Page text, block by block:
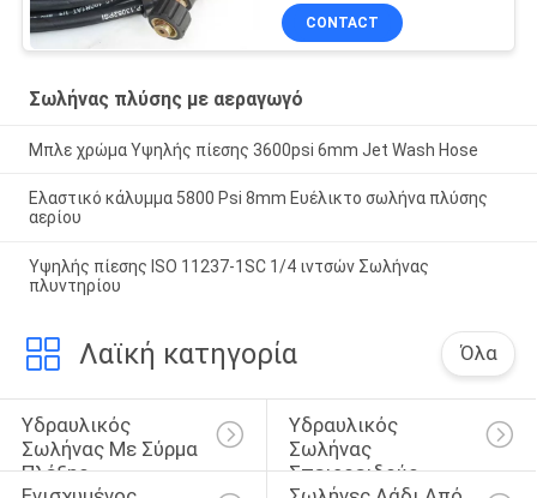
CONTACT
Σωλήνας πλύσης με αεραγωγό
Μπλε χρώμα Υψηλής πίεσης 3600psi 6mm Jet Wash Hose
Ελαστικό κάλυμμα 5800 Psi 8mm Ευέλικτο σωλήνα πλύσης
αερίου
Υψηλής πίεσης ISO 11237-1SC 1/4 ιντσών Σωλήνας
πλυντηρίου
Λαϊκή κατηγορία Όλα
Υδραυλικός
Σωλήνας Με Σύρμα
Πλέξης
Υδραυλικός
Σωλήνας
Σπειροειδούς